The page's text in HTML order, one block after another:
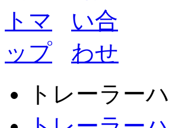
トレーラー